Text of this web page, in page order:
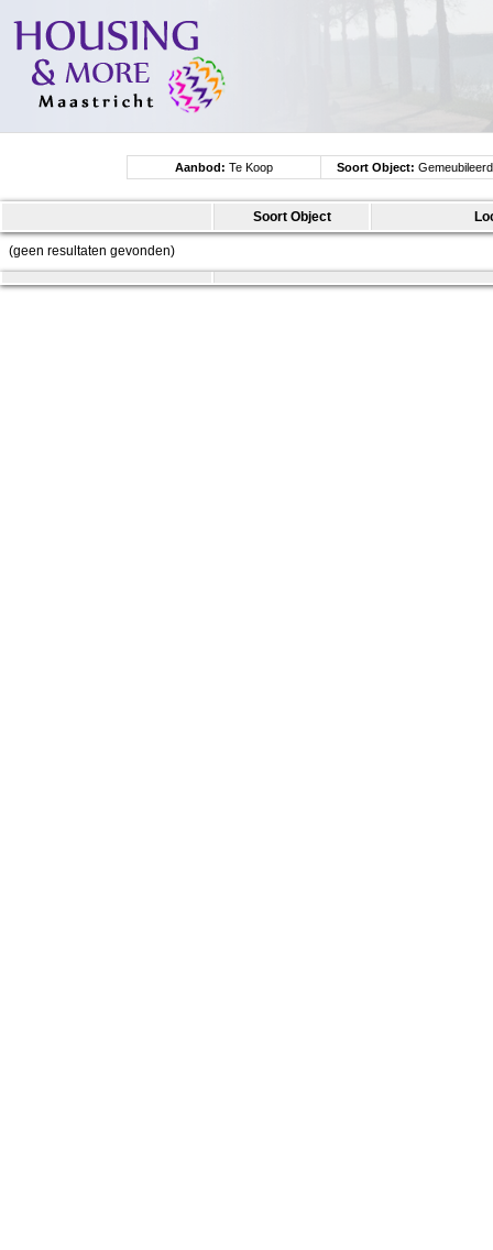
Aanbod: Te Koop Soort Object:
Soort Object
(geen resultaten gevonden)